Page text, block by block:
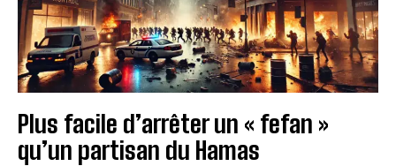
Plus facile d’arrêter un « fefan »
qu’un partisan du Hamas